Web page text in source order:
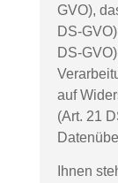
GVO),
DS-
DS-
auf
(Art. 21
Ihnen